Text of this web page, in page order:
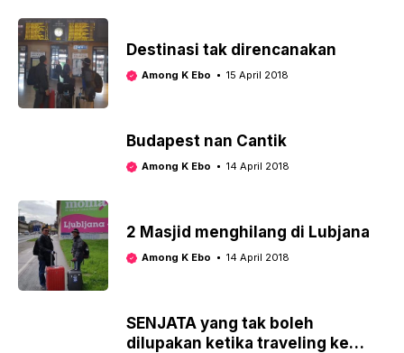
Destinasi tak direncanakan
Among K Ebo 15 April 2018
Budapest nan Cantik
Among K Ebo 14 April 2018
2 Masjid menghilang di Lubjana
Among K Ebo 14 April 2018
SENJATA yang tak boleh
dilupakan ketika traveling ke